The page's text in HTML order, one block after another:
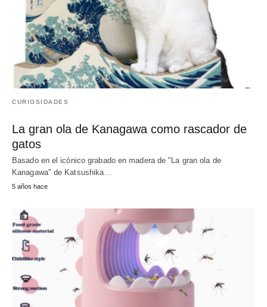
CURIOSIDADES
La gran ola de Kanagawa como rascador de
gatos
Basado en el icónico grabado en madera de "La gran ola de
Kanagawa" de Katsushika…
5 años hace